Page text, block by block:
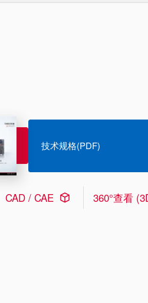
技术规格(PDF)
CAD / CAE 360°查看